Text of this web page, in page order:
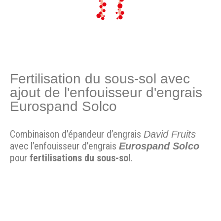
Fertilisation du sous-sol avec
ajout de l'enfouisseur d'engrais
Eurospand Solco
Combinaison d’épandeur d’engrais David Fruits
avec l’enfouisseur d’engrais Eurospand Solco
pour fertilisations du sous-sol.